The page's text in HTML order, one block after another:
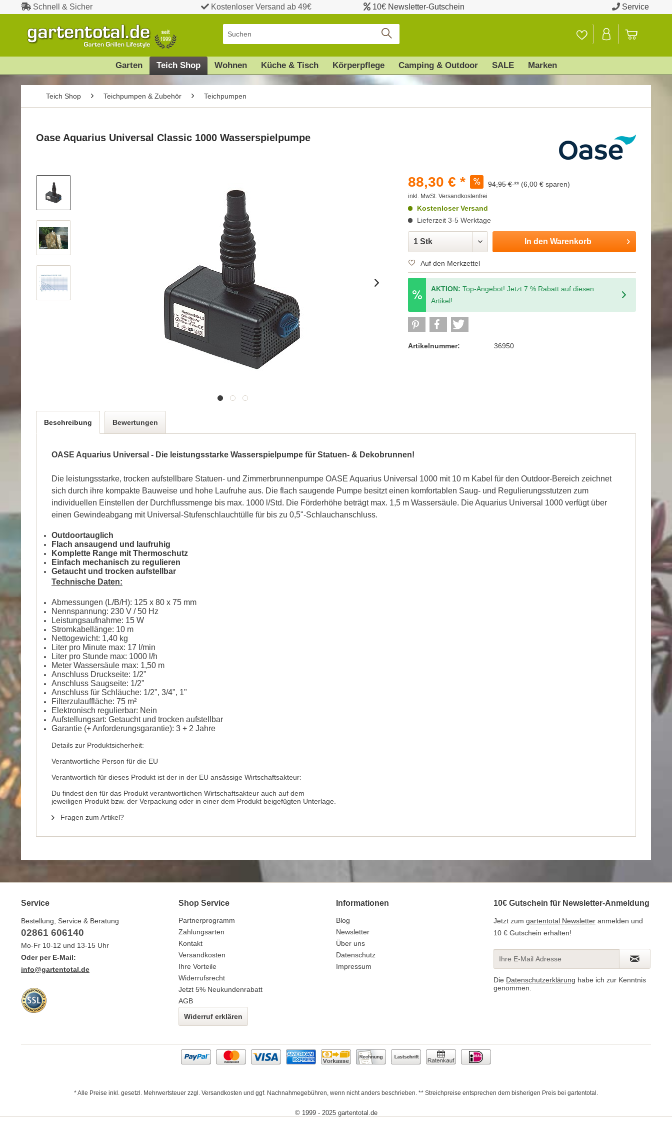
Schnell & Sicher Kostenloser Versand ab 49€ 10€ Newsletter-Gutschein Service
Garten Teich Shop Wohnen Küche & Tisch Körperpflege Camping & Outdoor SALE Marken
Teich Shop Teichpumpen & Zubehör Teichpumpen
Oase Aquarius Universal Classic 1000 Wasserspielpumpe
88,30 € * 94,95 € ** (6,00 € sparen)
inkl. MwSt. Versandkostenfrei
Kostenloser Versand
Lieferzeit 3-5 Werktage
In den Warenkorb
Auf den Merkzettel
AKTION:Top-Angebot! Jetzt 7 % Rabatt auf diesen
Artikel!
Artikelnummer: 36950
Beschreibung Bewertungen
OASE Aquarius Universal - Die leistungsstarke Wasserspielpumpe für Statuen- & Dekobrunnen!
Die leistungsstarke, trocken aufstellbare Statuen- und Zimmerbrunnenpumpe OASE Aquarius Universal 1000 mit 10 m Kabel für den Outdoor-Bereich zeichnet
sich durch ihre kompakte Bauweise und hohe Laufruhe aus. Die flach saugende Pumpe besitzt einen komfortablen Saug- und Regulierungsstutzen zum
individuellen Einstellen der Durchflussmenge bis max. 1000 l/Std. Die Förderhöhe beträgt max. 1,5 m Wassersäule. Die Aquarius Universal 1000 verfügt über
einen Gewindeabgang mit Universal-Stufenschlauchtülle für bis zu 0,5"-Schlauchanschluss.
Outdoortauglich
Flach ansaugend und laufruhig
Komplette Range mit Thermoschutz
Einfach mechanisch zu regulieren
Getaucht und trocken aufstellbar
Technische Daten:
Abmessungen (L/B/H): 125 x 80 x 75 mm
Nennspannung: 230 V / 50 Hz
Leistungsaufnahme: 15 W
Stromkabellänge: 10 m
Nettogewicht: 1,40 kg
Liter pro Minute max: 17 l/min
Liter pro Stunde max: 1000 l/h
Meter Wassersäule max: 1,50 m
Anschluss Druckseite: 1/2"
Anschluss Saugseite: 1/2"
Anschluss für Schläuche: 1/2", 3/4", 1"
Filterzulauffläche: 75 m²
Elektronisch regulierbar: Nein
Aufstellungsart: Getaucht und trocken aufstellbar
Garantie (+ Anforderungsgarantie): 3 + 2 Jahre
Details zur Produktsicherheit:
Verantwortliche Person für die EU
Verantwortlich für dieses Produkt ist der in der EU ansässige Wirtschaftsakteur:
Du findest den für das Produkt verantwortlichen Wirtschaftsakteur auch auf dem
jeweiligen Produkt bzw. der Verpackung oder in einer dem Produkt beigefügten Unterlage.
Fragen zum Artikel?
Service
Bestellung, Service & Beratung
02861 606140
Mo-Fr 10-12 und 13-15 Uhr
Oder per E-Mail:
info@gartentotal.de
Shop Service
Partnerprogramm
Zahlungsarten
Kontakt
Versandkosten
Ihre Vorteile
Widerrufsrecht
Jetzt 5% Neukundenrabatt
AGB
Widerruf erklären
Informationen
Blog
Newsletter
Über uns
Datenschutz
Impressum
10€ Gutschein für Newsletter-Anmeldung
Jetzt zum gartentotal Newsletter anmelden und
10 € Gutschein erhalten!
Die Datenschutzerklärung habe ich zur Kenntnis
genommen.
* Alle Preise inkl. gesetzl. Mehrwertsteuer zzgl. Versandkosten und ggf. Nachnahmegebühren, wenn nicht anders beschrieben. ** Streichpreise entsprechen dem bisherigen Preis bei gartentotal.
© 1999 - 2025 gartentotal.de